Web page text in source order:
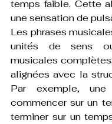
temps faible. Cette
une sensation de
Les phrases
unités de sens
musicales
alignées avec la
Par exemple,
commencer sur un
terminer sur un